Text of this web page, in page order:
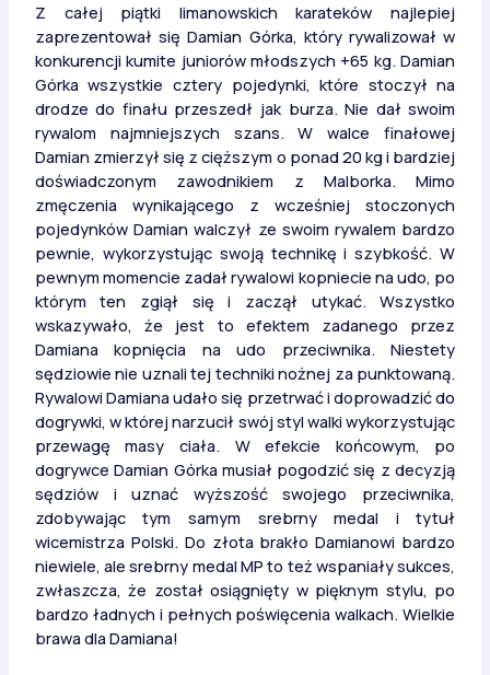
Z całej piątki limanowskich karateków najlepiej
zaprezentował się Damian Górka, który rywalizował w
konkurencji kumite juniorów młodszych +65 kg. Damian
Górka wszystkie cztery pojedynki, które stoczył na
drodze do finału przeszedł jak burza. Nie dał swoim
rywalom najmniejszych szans. W walce finałowej
Damian zmierzył się z cięższym o ponad 20 kg i bardziej
doświadczonym zawodnikiem z Malborka. Mimo
zmęczenia wynikającego z wcześniej stoczonych
pojedynków Damian walczył ze swoim rywalem bardzo
pewnie, wykorzystując swoją technikę i szybkość. W
pewnym momencie zadał rywalowi kopniecie na udo, po
którym ten zgiął się i zaczął utykać. Wszystko
wskazywało, że jest to efektem zadanego przez
Damiana kopnięcia na udo przeciwnika. Niestety
sędziowie nie uznali tej techniki nożnej za punktowaną.
Rywalowi Damiana udało się przetrwać i doprowadzić do
dogrywki, w której narzucił swój styl walki wykorzystując
przewagę masy ciała. W efekcie końcowym, po
dogrywce Damian Górka musiał pogodzić się z decyzją
sędziów i uznać wyższość swojego przeciwnika,
zdobywając tym samym srebrny medal i tytuł
wicemistrza Polski. Do złota brakło Damianowi bardzo
niewiele, ale srebrny medal MP to też wspaniały sukces,
zwłaszcza, że został osiągnięty w pięknym stylu, po
bardzo ładnych i pełnych poświęcenia walkach. Wielkie
brawa dla Damiana!